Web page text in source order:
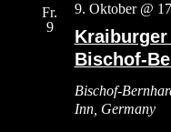
Fr.
9
Bischof-
9. Oktober @
Bischof-
Inn, Germany